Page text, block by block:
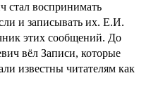
стал воспринимать
и записывать их. Е.И.
этих сообщений. До
вёл Записи, которые
известны читателям как